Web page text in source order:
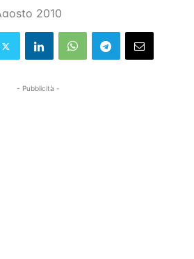
2010
- Pubblicità -